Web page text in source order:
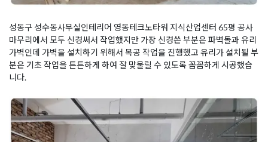
성동구 성수동사무실인테리어 영동테크노타워 지식산업센터 65평 공사
마무리에서 모두 신경써서 작업했지만 가장 신경쓴 부분은 파벽돌과 유리
가벽인데 가벽을 설치하기 위해서 목공 작업을 진행했고 유리가 설치될 부
분은 기초 작업을 튼튼하게 하여 잘 맞물릴 수 있도록 꼼꼼하게 시공했습
니다.